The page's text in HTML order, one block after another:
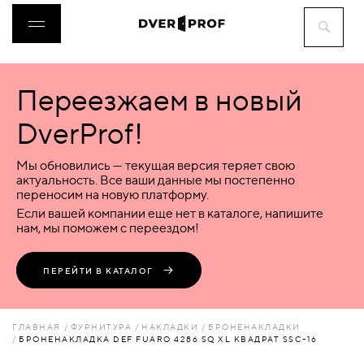
ДВЕРИ
ФУРНИТУРА
ВОРОТА
ПЕРЕГОРОДКИ
Переезжаем в новый
DverProf!
Мы обновились — текущая версия теряет свою
актуальность. Все ваши данные мы постепенно
переносим на новую платформу.
Если вашей компании еще нет в каталоге, напишите
нам, мы поможем с переездом!
ПЕРЕЙТИ В КАТАЛОГ
ГЛАВНАЯ ФУРНИТУРА НАКЛАДКИ
БРОНЕНАКЛАДКИ
БРОНЕНАКЛАДКА DEF FUARO 4286 SQ XL КВАДРАТ SSC-16